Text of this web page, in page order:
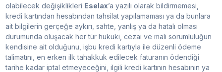
olabilecek değişiklikleri Eselax’a yazılı olarak bildirmemesi,
kredi kartından hesabından tahsilat yapılamaması ya da bunlara
ait bilgilerin gerçeğe aykırı, sahte, yanlış ya da hatalı olması
durumunda oluşacak her tür hukuki, cezai ve mali sorumluluğun
kendisine ait olduğunu, işbu kredi kartıyla ile düzenli ödeme
talimatını, en erken ilk tahakkuk edilecek faturanın ödendiği
tarihe kadar iptal etmeyeceğini, ilgili kredi kartının hesabının ya